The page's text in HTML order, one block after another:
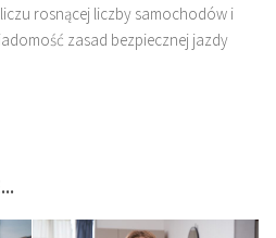
rosnącej liczby samochodów i
zasad bezpiecznej jazdy